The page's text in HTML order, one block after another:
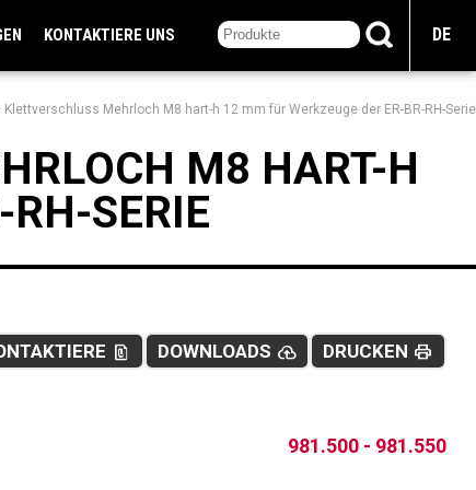
KONTAKTIERE UNS DE
Mehrloch M8 hart-h 12 mm für Werkzeuge der ER-BR-RH-Serie
M8 HART-H
RH-SERIE
DRUCKEN print
DOWNLOADS cloud_upload
file_present
981.500 - 981.550